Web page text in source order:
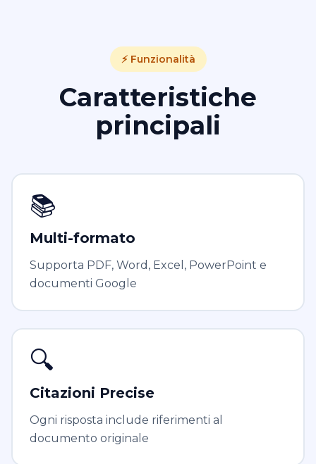
⚡ Funzionalità
Caratteristiche
principali
📚
Multi-formato
Supporta PDF, Word, Excel, PowerPoint e
documenti Google
🔍
Citazioni Precise
Ogni risposta include riferimenti al
documento originale